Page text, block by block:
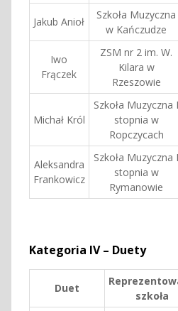
Jakub Anioł
Szkoła Muzyczna
w Kańczudze
Iwo
Frączek
ZSM nr 2 im. W.
Kilara w
Rzeszowie
Michał Król
Szkoła Muzyczna I
stopnia w
Ropczycach
Aleksandra
Frankowicz
Szkoła Muzyczna I
stopnia w
Rymanowie
Kategoria IV – Duety
Duet
szkoła